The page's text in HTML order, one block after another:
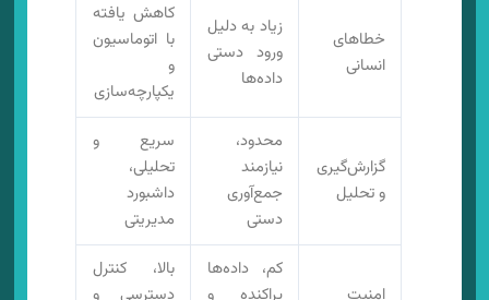
خطاهای
انسانی
زیاد به دلیل
ورود دستی
داده‌ها
کاهش یافته
با اتوماسیون
و
یکپارچه‌سازی
گزارش‌گیری
و تحلیل
محدود،
نیازمند
جمع‌آوری
دستی
سریع و
تحلیلی،
داشبورد
مدیریتی
کم، داده‌ها
بالا، کنترل